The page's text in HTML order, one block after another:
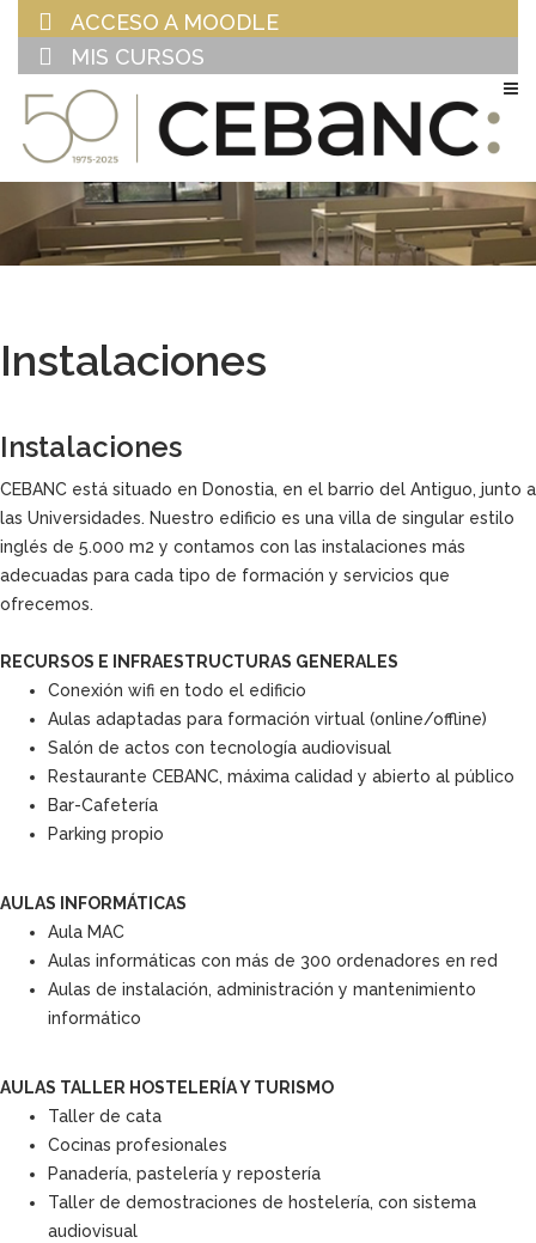
ACCESO A MOODLE
MIS CURSOS
Instalaciones
Instalaciones
CEBANC está situado en Donostia, en el barrio del Antiguo, junto a
las Universidades. Nuestro edificio es una villa de singular estilo
inglés de 5.000 m2 y contamos con las instalaciones más
adecuadas para cada tipo de formación y servicios que
ofrecemos.
RECURSOS E INFRAESTRUCTURAS GENERALES
Conexión wifi en todo el edificio
Aulas adaptadas para formación virtual (online/offline)
Salón de actos con tecnología audiovisual
Restaurante CEBANC, máxima calidad y abierto al público
Bar-Cafetería
Parking propio
AULAS INFORMÁTICAS
Aula MAC
Aulas informáticas con más de 300 ordenadores en red
Aulas de instalación, administración y mantenimiento
informático
AULAS TALLER HOSTELERÍA Y TURISMO
Taller de cata
Cocinas profesionales
Panadería, pastelería y repostería
Taller de demostraciones de hostelería, con sistema
audiovisual